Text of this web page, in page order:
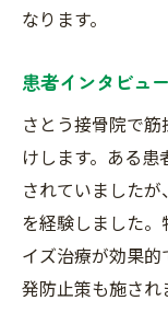
なります。
患者インタビュ
さとう接骨院で
けします。ある
されていました
を経験しました
イズ治療が効果
発防止策も施さ